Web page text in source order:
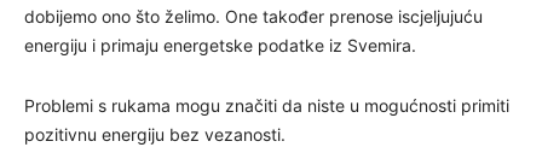
dobijemo ono što želimo. One također prenose iscjeljujuću
energiju i primaju energetske podatke iz Svemira.
Problemi s rukama mogu značiti da niste u mogućnosti primiti
pozitivnu energiju bez vezanosti.